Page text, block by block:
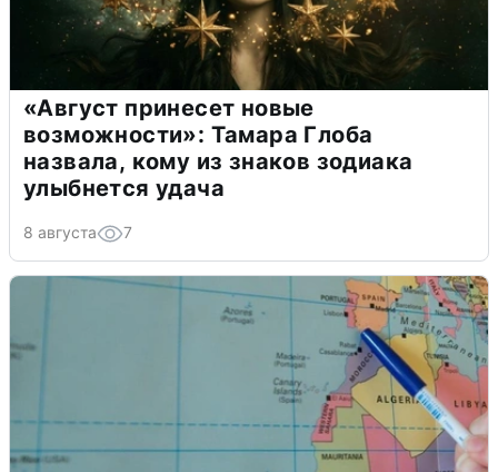
«Август принесет новые
возможности»: Тамара Глоба
назвала, кому из знаков зодиака
улыбнется удача
8 августа 7